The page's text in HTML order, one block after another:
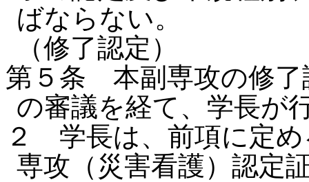
ばならない。
（修了認定）
第５条 本副専攻の修了
の審議を経て、学長が
２ 学長は、前項に定
専攻（災害看護）認定